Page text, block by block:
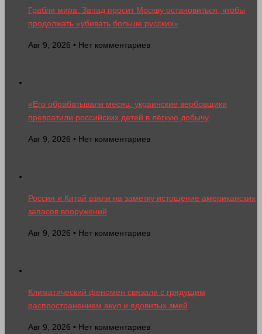
Грабли мира: Запад просит Москву остановиться, чтобы
продолжать «убивать больше русских»
Авг 9, 2026 • Нет комментариев
«Его обрабатывали месяц: украинские вербовщики
превратили российских детей в лёгкую добычу
Авг 9, 2026 • Нет комментариев
Россия и Китай взяли на заметку истощение американских
запасов вооружений
Авг 9, 2026 • Нет комментариев
Климатический феномен связали с грядущим
распространением акул и ядовитых змей
Авг 9, 2026 • Нет комментариев